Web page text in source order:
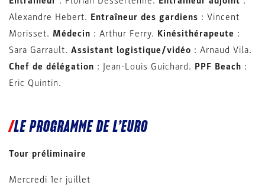
Alexandre Hebert. Entraîneur des gardiens : Vincent
Morisset. Médecin : Arthur Ferry. Kinésithérapeute :
Sara Garrault. Assistant logistique/vidéo : Arnaud Vila.
Chef de délégation : Jean-Louis Guichard. PPF Beach :
Eric Quintin.
LE PROGRAMME DE L’EURO
Tour préliminaire
Mercredi 1er juillet